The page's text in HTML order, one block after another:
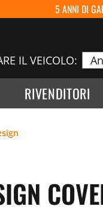
5 ANNI DI
IL VEICOLO:
RIVENDITORI